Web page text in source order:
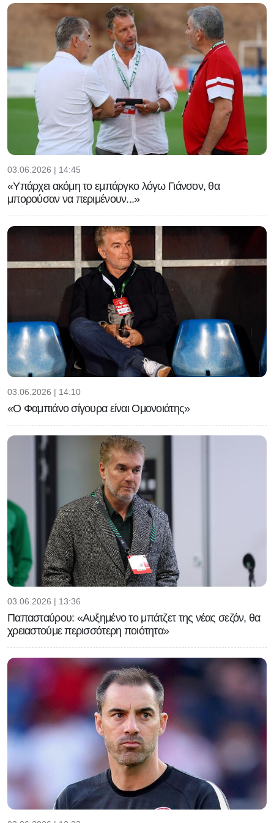
03.06.2026 | 14:45
«Υπάρχει ακόμη το εμπάργκο λόγω Γιάνσον, θα
μπορούσαν να περιμένουν...»
03.06.2026 | 14:10
«Ο Φαμπιάνο σίγουρα είναι Ομονοιάτης»
03.06.2026 | 13:36
Παπασταύρου: «Αυξημένο το μπάτζετ της νέας σεζόν, θα
χρειαστούμε περισσότερη ποιότητα»